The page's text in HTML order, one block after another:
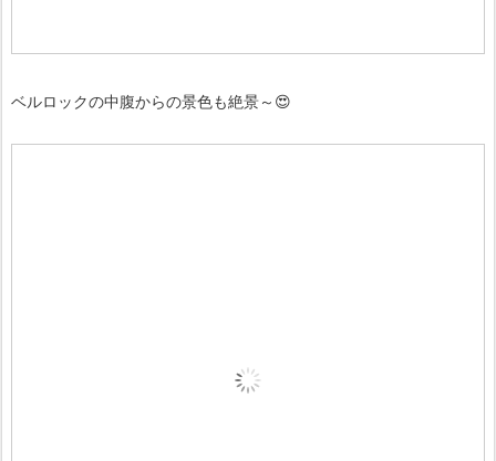
ベルロックの中腹からの景色も絶景～😍